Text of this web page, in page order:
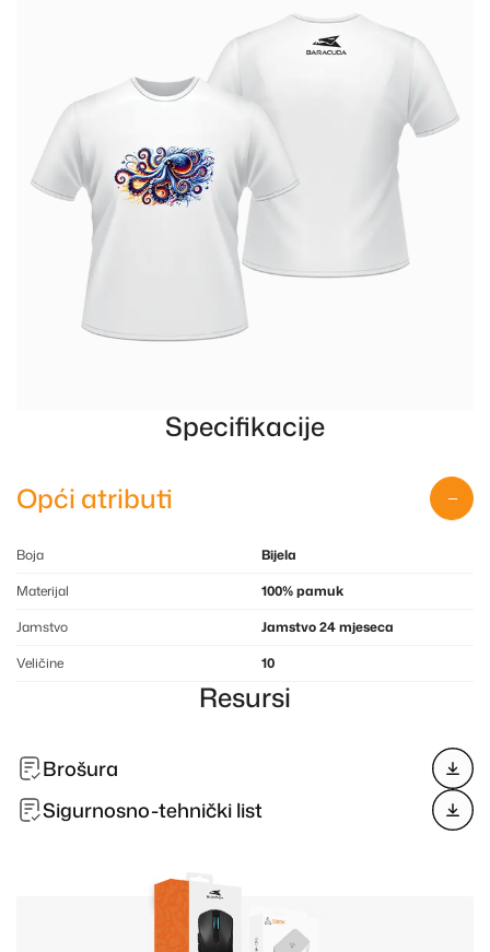
Specifikacije
Opći atributi
Boja
Bijela
Materijal
100% pamuk
Jamstvo
Jamstvo 24 mjeseca
Veličine
10
Resursi
Brošura
Sigurnosno-tehnički list